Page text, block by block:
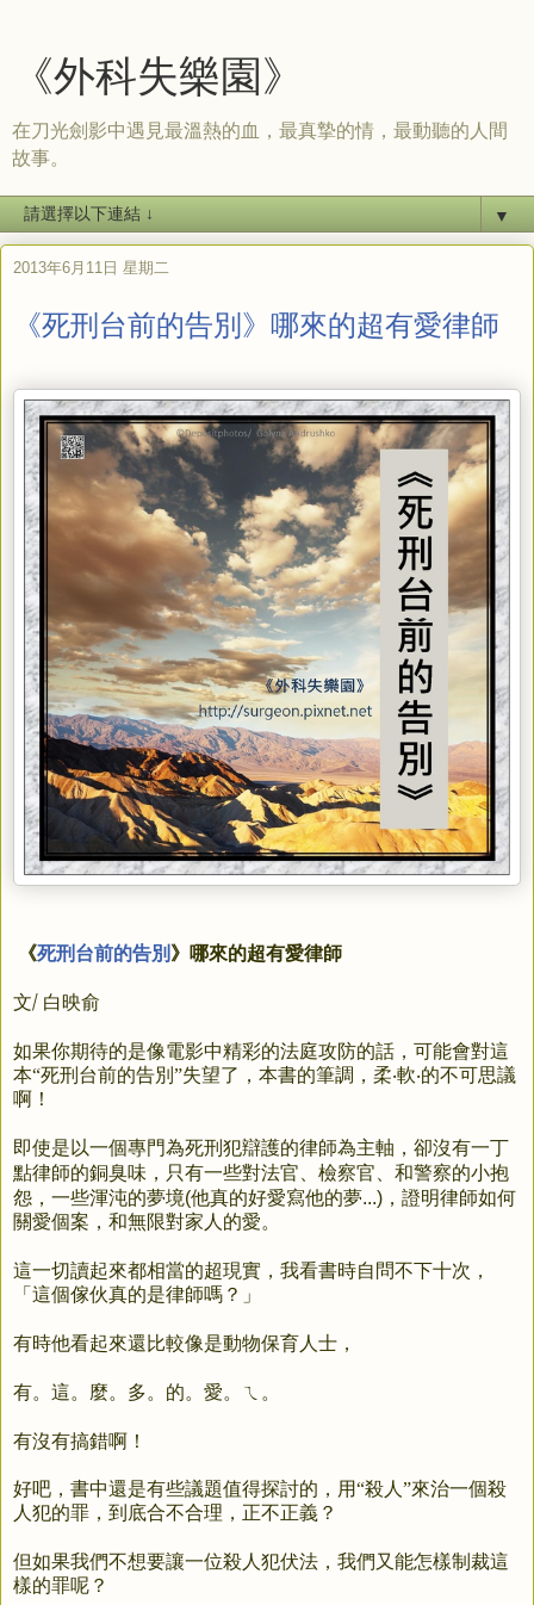
《外科失樂園》
在刀光劍影中遇見最溫熱的血，最真摯的情，最動聽的人間
故事。
▼
2013年6月11日 星期二
《死刑台前的告別》哪來的超有愛律師
《死刑台前的告別》哪來的超有愛律師
文/ 白映俞
如果你期待的是像電影中精彩的法庭攻防的話， 可能會對這
本“死刑台前的告別”失望了， 本書的筆調，柔‧軟‧的不可思議
啊！
即使是以一個專門為死刑犯辯護的律師為主軸， 卻沒有一丁
點律師的銅臭味， 只有一些對法官、檢察官、和警察的小抱
怨， 一些渾沌的夢境(他真的好愛寫他的夢...) ， 證明律師如何
關愛個案，和無限對家人的愛。
這一切讀起來都相當的超現實， 我看書時自問不下十次，
「這個傢伙真的是律師嗎？」
有時他看起來還比較像是動物保育人士，
有。這。麼。多。的。愛。ㄟ。
有沒有搞錯啊！
好吧，書中還是有些議題值得探討的， 用“殺人”來治一個殺
人犯的罪， 到底合不合理，正不正義？
但如果我們不想要讓一位殺人犯伏法， 我們又能怎樣制裁這
樣的罪呢？